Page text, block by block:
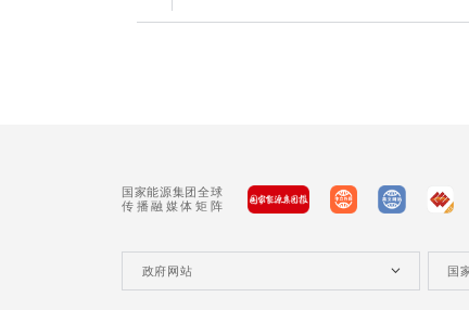
国家能源集团全球
传播融媒体矩阵
政府网站 国